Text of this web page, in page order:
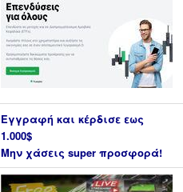
Εγγραφή και κέρδισε εως
1.000$
Μην χάσεις super προσφορά!